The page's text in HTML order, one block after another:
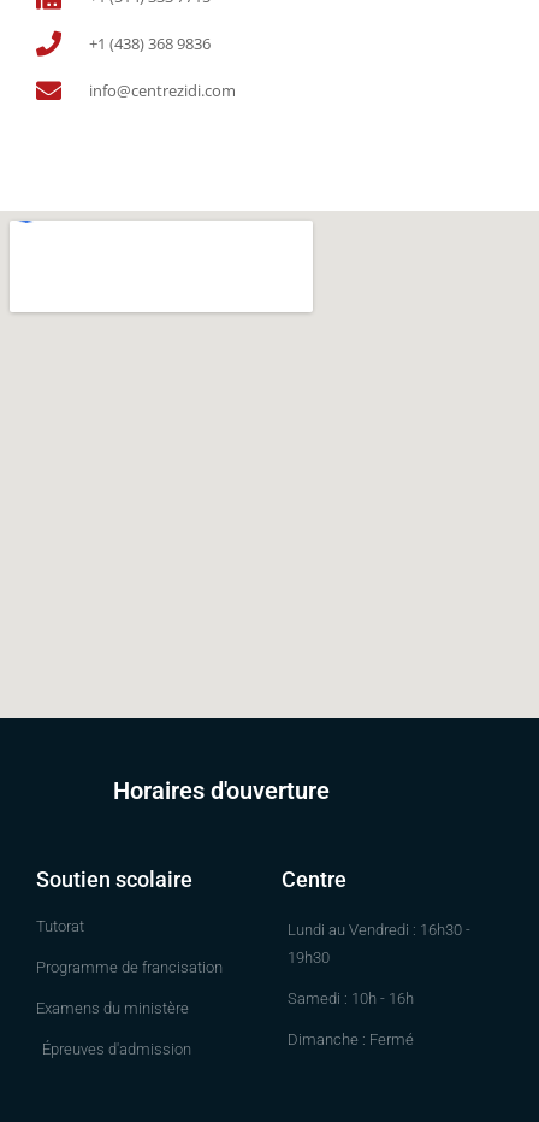
+1 (438) 368 9836
info@centrezidi.com
Horaires d'ouverture
Soutien scolaire
Tutorat
Programme de francisation
Examens du ministère
Épreuves d'admission
Centre
Lundi au Vendredi : 16h30 -
19h30
Samedi : 10h - 16h
Dimanche : Fermé